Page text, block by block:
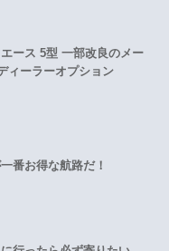
ース 5型 一部改良のメー
ィーラーオプション
番お得な航路だ！